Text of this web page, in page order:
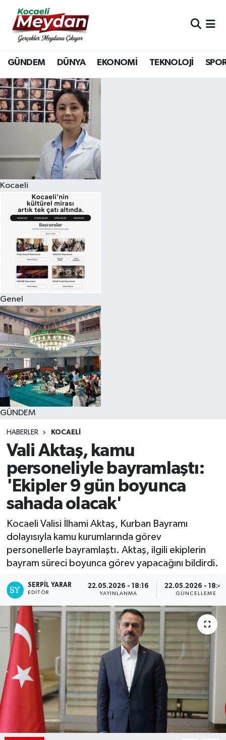
GÜNDEM DÜNYA EKONOMİ TEKNOLOJİ
Kocaeli
Genel
GÜNDEM
HABERLER KOCAELI
Vali Aktaş, kamu
personeliyle bayramlaştı:
'Ekipler 9 gün boyunca
sahada olacak'
Kocaeli Valisi İlhami Aktaş, Kurban Bayramı
dolayısıyla kamu kurumlarında görev
personellerle bayramlaştı. Aktaş, ilgili ekiplerin
bayram süreci boyunca görev yapacağını bildirdi.
SERPİL YARAR
EDITÖR
22.05.2026 - 18:16
YAYINLANMA
22.05.2026 -
GÜNCELLEME
Nöbetçi Eczaneler
Hava Durumu
Trafik Durumu
Süper Lig Puan Durumu ve Fikstür
Tüm Manşetler
Son Dakika Haberleri
Haber Arşivi